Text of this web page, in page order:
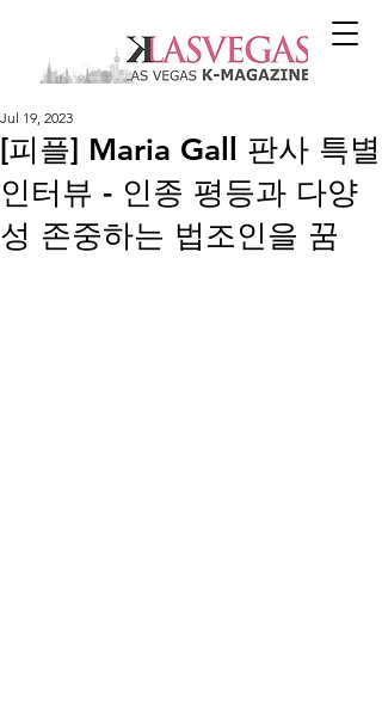
[피플] Maria Gall 판사 특별
인터뷰 - 인종 평등과 다양
성 존중하는 법조인을 꿈
Jul 19, 2023